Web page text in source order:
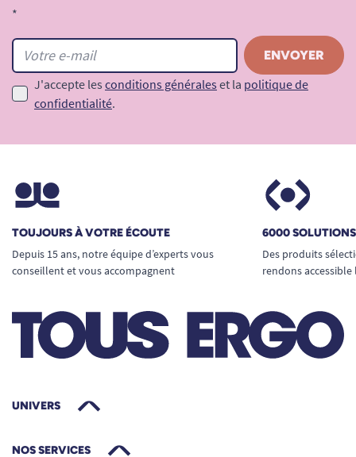
Neutralisation des odeurs : capte et
enferme les odeurs pour une discrétion
totale, même en cas d'utilisation
prolongée.
Voile interne doux enpolypropylène
l’épiderme, minimise les frottements.
thermobonded et
spunbonded: look textile, sensation
souple et anti-bruit.
Pulpes et SAP(dans l’absorbant) :
l’absorption rapide et la rétention des
liquides.
Produit testé dermatologiquement pour
Dimensions, taille et capacité
(longueur) x 810 mm (largeur).
*
J'accepte les conditions générales et la politique de
confidentialité.
TOUJOURS À VOTRE ÉCOUTE
Depuis 15 ans, notre équipe d’experts vous
conseillent et vous accompagnent
6000
Des produits
rendons
UNIVERS
NOS SERVICES